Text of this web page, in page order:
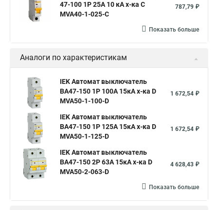
47-100 1Р 25А 10 кА х-ка С
MVA40-1-025-C
787,79 ₽
Показать больше
Аналоги по характеристикам
IEK Автомат выключатель
ВА47-150 1Р 100А 15кА х-ка D
MVA50-1-100-D
1 672,54 ₽
IEK Автомат выключатель
ВА47-150 1Р 125А 15кА х-ка D
MVA50-1-125-D
1 672,54 ₽
IEK Автомат выключатель
ВА47-150 2Р 63А 15кА х-ка D
MVA50-2-063-D
4 628,43 ₽
Показать больше